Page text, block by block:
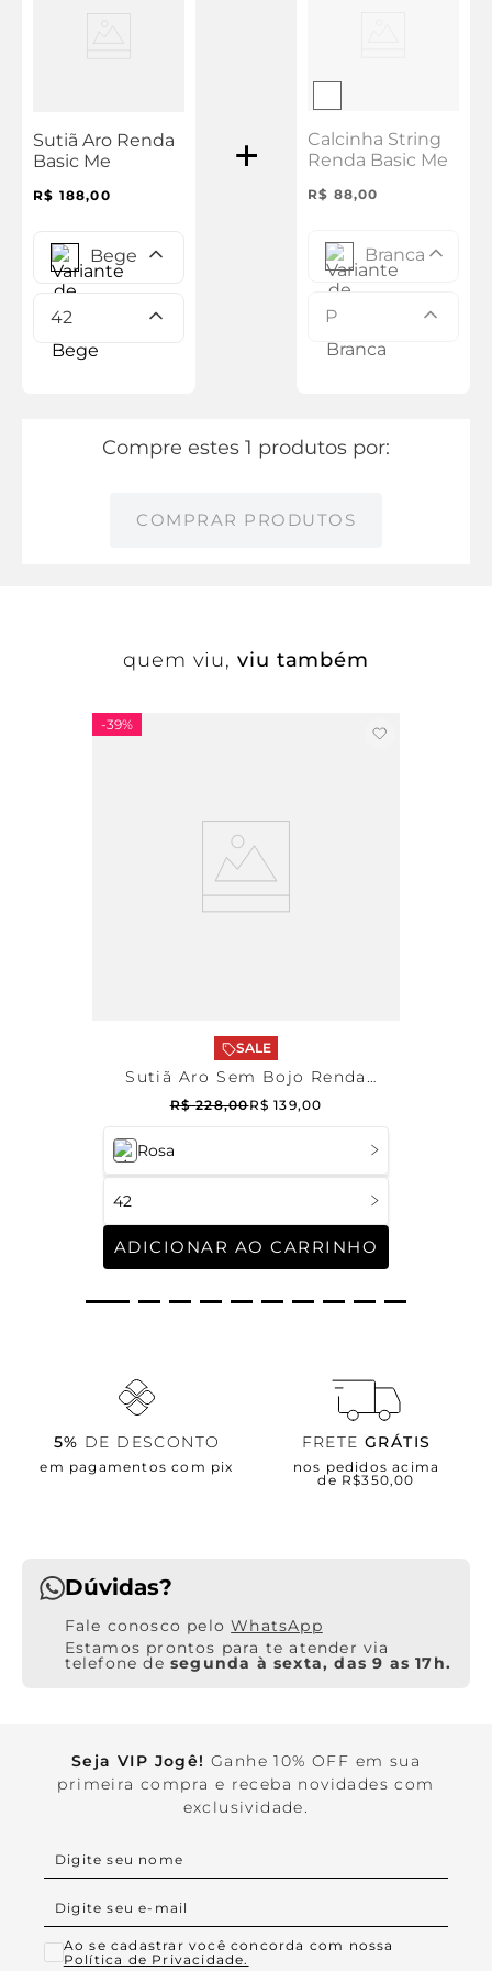
Sutiã Aro Renda
Basic Me
R$ 188,00
Bege
42
Calcinha String
Renda Basic Me
R$ 88,00
Branca
P
Compre estes 1 produtos por:
COMPRAR PRODUTOS
quem viu, viu também
-39%
Rosa
42
ADICIONAR AO CARRINHO
SALE
Sutiã Aro Sem Bojo Renda
Melissa
R$ 228,00R$ 139,00
5% DE DESCONTO
em pagamentos com pix
FRETE GRÁTIS
nos pedidos acima
de R$350,00
Dúvidas?
WhatsApp
Estamos prontos para te atender via
telefone de segunda à sexta, das 9 as 17h.
Seja VIP Jogê! Ganhe 10% OFF em sua
primeira compra e receba novidades com
exclusividade.
Ao se cadastrar você concorda com nossa
Política de Privacidade.